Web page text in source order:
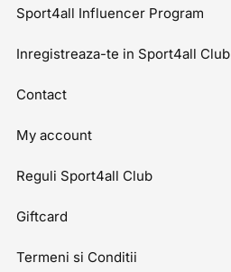
Sport4all Influencer Program
Inregistreaza-te in Sport4all Club
Contact
My account
Reguli Sport4all Club
Giftcard
Termeni si Conditii